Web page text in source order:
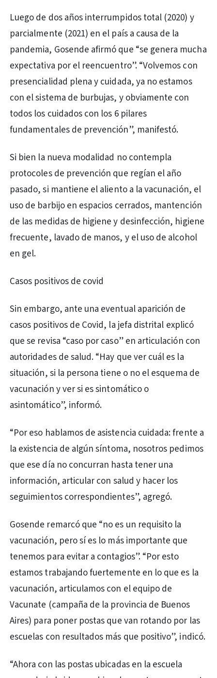
Luego de dos años interrumpidos total (2020) y
parcialmente (2021) en el país a causa de la
pandemia, Gosende afirmó que “se genera mucha
expectativa por el reencuentro”. “Volvemos con
presencialidad plena y cuidada, ya no estamos
con el sistema de burbujas, y obviamente con
todos los cuidados con los 6 pilares
fundamentales de prevención”, manifestó.
Si bien la nueva modalidad no contempla
protocoles de prevención que regían el año
pasado, si mantiene el aliento a la vacunación, el
uso de barbijo en espacios cerrados, mantención
de las medidas de higiene y desinfección, higiene
frecuente, lavado de manos, y el uso de alcohol
en gel.
Casos positivos de covid
Sin embargo, ante una eventual aparición de
casos positivos de Covid, la jefa distrital explicó
que se revisa “caso por caso” en articulación con
autoridades de salud. “Hay que ver cuál es la
situación, si la persona tiene o no el esquema de
vacunación y ver si es sintomático o
asintomático”, informó.
“Por eso hablamos de asistencia cuidada: frente a
la existencia de algún síntoma, nosotros pedimos
que ese día no concurran hasta tener una
información, articular con salud y hacer los
seguimientos correspondientes”, agregó.
Gosende remarcó que “no es un requisito la
vacunación, pero sí es lo más importante que
tenemos para evitar a contagios”. “Por esto
estamos trabajando fuertemente en lo que es la
vacunación, articulamos con el equipo de
Vacunate (campaña de la provincia de Buenos
Aires) para poner postas que van rotando por las
escuelas con resultados más que positivo”, indicó.
“Ahora con las postas ubicadas en la escuela